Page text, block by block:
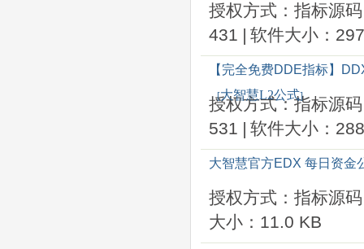
授权方式：指标源码
431 | 软件大小：
【完全免费DDE指标】
[大智慧L2公式]
授权方式：指标源码
531 | 软件大小：
大智慧官方EDX 每日资金
授权方式：指标源码
大小：11.0 KB